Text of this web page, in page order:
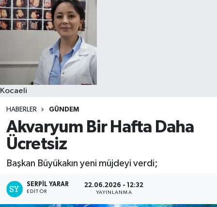
Kocaeli
HABERLER GÜNDEM
Akvaryum Bir Hafta Daha
Ücretsiz
Başkan Büyükakın yeni müjdeyi verdi;
SERPİL YARAR
EDITÖR
22.06.2026 - 12:32
YAYINLANMA